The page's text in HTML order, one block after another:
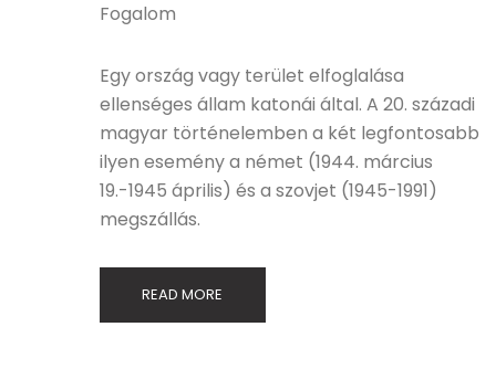
Fogalom
Egy ország vagy terület elfoglalása
ellenséges állam katonái által. A 20. századi
magyar történelemben a két legfontosabb
ilyen esemény a német (1944. március
19.-1945 április) és a szovjet (1945-1991)
megszállás.
READ MORE